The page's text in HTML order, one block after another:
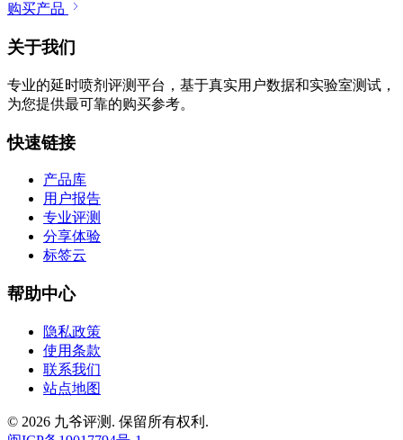
购买产品
关于我们
专业的延时喷剂评测平台，基于真实用户数据和实验室测试，
为您提供最可靠的购买参考。
快速链接
产品库
用户报告
专业评测
分享体验
标签云
帮助中心
隐私政策
使用条款
联系我们
站点地图
© 2026 九爷评测. 保留所有权利.